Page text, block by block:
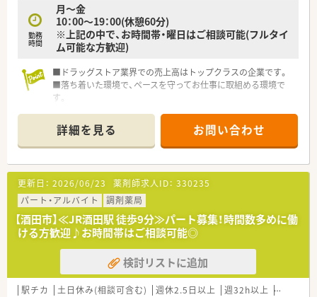
◆e-Learningの受講割引制度もあります。
全社合同勉強会など、知識向上の為、独自の研修制度の充実にも
力を入れています。
◆白色と紺色の2色で外壁を装飾されており、広々とした店舗に
なっています。
◆三川バイパス沿いにある店舗で車での通勤が便利な立地で
す。
◆薬剤師は現在4名体制で行っており、処方箋枚数も増加傾向に
あるため、お互いをサポートし合いながら業務を進めています。
＜ こんな方を歓迎します！ ＞
◆新しい店舗で、薬局と共に新しいスタートを切りたい方
◆ライフスタイルに応じた制度が整っている環境で働きたい方
◆オンオフの切り替えよく、スキルを磨くためのバックアップ体
制が整っている環境で働きたい方
勤務
時間
月～金
10：00～19：00(休憩60分)
※上記の中で、お時間帯・曜日はご相談可能(フルタイ
ム可能な方歓迎)
■ドラッグストア業界での売上高はトップクラスの企業です。
■落ち着いた環境で、ペースを守ってお仕事に取組める環境で
す。
す。スキル維持にもぴったりのドラッグストアです。
詳細を見る お問い合わせ
更新日： 2026/06/23 薬剤師求人ID： 330235
パート・アルバイト
調剤薬局
【酒田市】≪JR酒田駅 徒歩9分≫パート募集！時間数多めに働
ける方歓迎♪お時間帯はご相談可能◎
検討リストに追加
駅チカ 土日休み(相談可含む) 週休2.5日以上 週32h以上 ブランク